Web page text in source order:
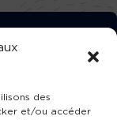
des
et/ou accéder
!